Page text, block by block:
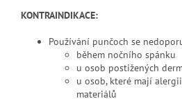
KONTRAINDIKACE:
Používání punčoch se
během nočního spánku
u osob postižených
u osob, které mají
materiálů